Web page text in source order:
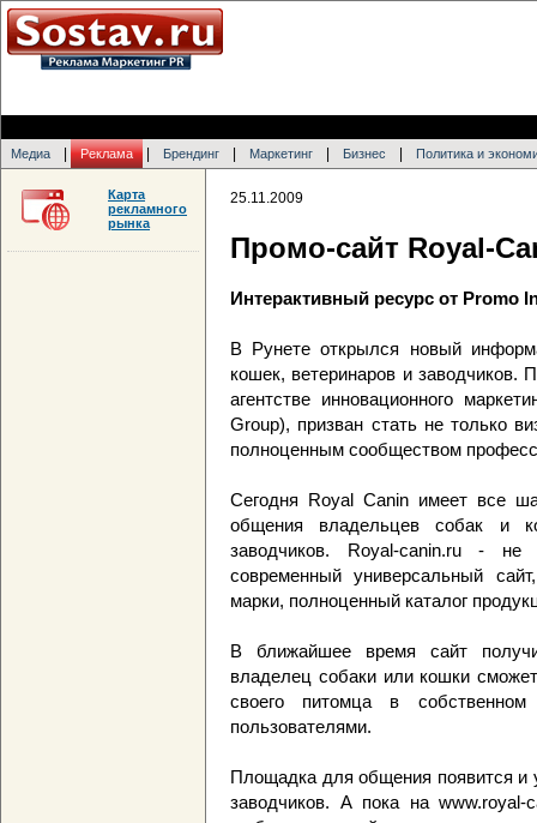
Медиа Реклама Брендинг Маркетинг Бизнес Политика и
25.11.2009
Промо-сайт Royal-
Интерактивный ресурс от Promo
В Рунете открылся новый
кошек, ветеринаров и заводчиков.
агентстве инновационного
Group), призван стать не только
полноценным сообществом
Сегодня Royal Canin имеет все
общения владельцев собак и
заводчиков. Royal-canin.ru - не
современный универсальный
марки, полноценный каталог
В ближайшее время сайт
владелец собаки или кошки
своего питомца в
пользователями.
Площадка для общения появится и
заводчиков. А пока на www.royal-
Карта
рекламного
рынка